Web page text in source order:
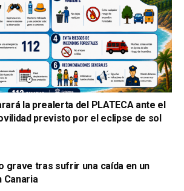
la prealerta del PLATECA ante el
previsto por el eclipse de sol
grave tras sufrir una caída en un
Canaria